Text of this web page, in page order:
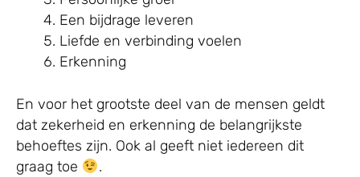
Een bijdrage leveren
Liefde en verbinding voelen
Erkenning
En voor het grootste deel van de mensen geldt
dat zekerheid en erkenning de belangrijkste
behoeftes zijn. Ook al geeft niet iedereen dit
graag toe
.